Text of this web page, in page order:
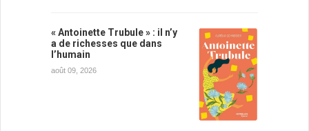
« Antoinette Trubule » : il n’y
a de richesses que dans
l’humain
août 09, 2026